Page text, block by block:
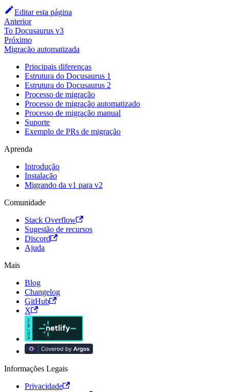
Editar esta página
Anterior
To Docusaurus v3
Próximo
Migração automatizada
Principais diferenças
Estrutura do Docusaurus 1
Estrutura do Docusaurus 2
Processo de migração
Processo de migração automatizado
Processo de migração manual
Suporte
Exemplo de PRs de migração
Aprenda
Introdução
Instalação
Migrando da v1 para v2
Comunidade
Stack Overflow
Sugestão de recursos
Discord
Ajuda
Mais
Blog
Changelog
GitHub
X
Informações Legais
Privacidade